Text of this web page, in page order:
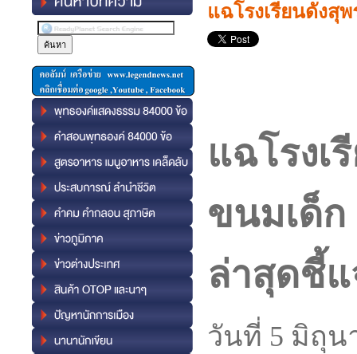
แฉโรงเรียนดังสุ
แฉโรงเ
ขนมเด็ก
ล่าสุดชี้แ
วันที่ 5 มิถุน